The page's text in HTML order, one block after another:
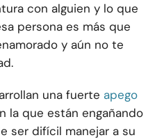
con alguien y lo que
persona es más que
y aún no te
una fuerte apego
la que están engañando
ser difícil manejar a su